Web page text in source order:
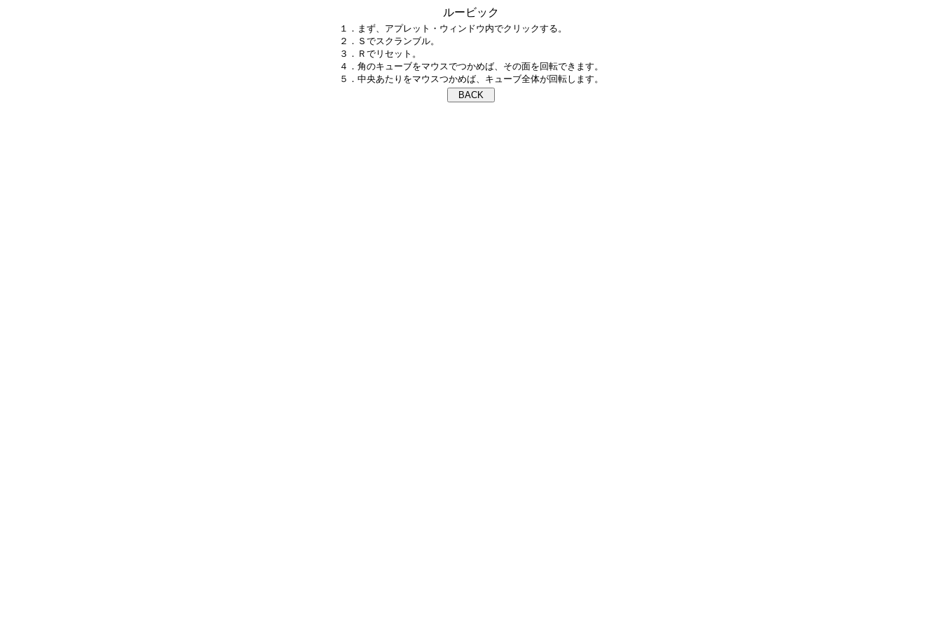
ルービック
１．まず、アプレット・ウィンドウ内でクリックする。
２．Ｓでスクランブル。
３．Ｒでリセット。
４．角のキューブをマウスでつかめば、その面を回転できます。